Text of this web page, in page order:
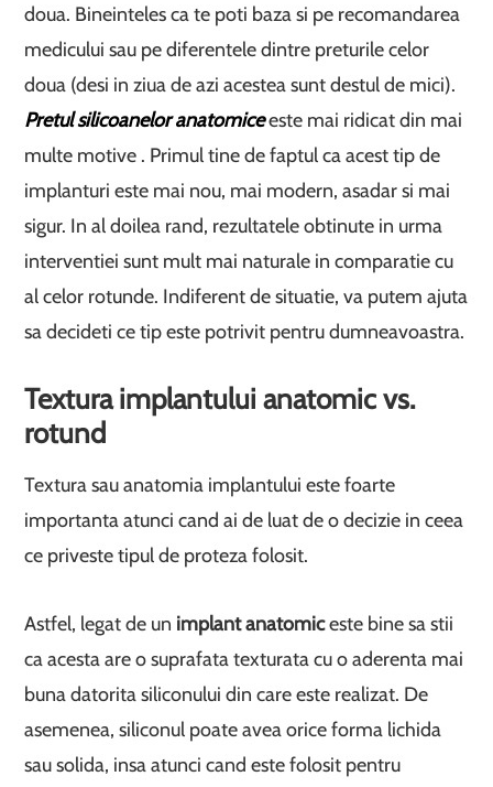
doua. Bineinteles ca te poti baza si pe recomandarea
medicului sau pe diferentele dintre preturile celor
doua (desi in ziua de azi acestea sunt destul de mici).
Pretul silicoanelor anatomiceeste mai ridicat din mai
multe motive . Primul tine de faptul ca acest tip de
implanturi este mai nou, mai modern, asadar si mai
sigur. In al doilea rand, rezultatele obtinute in urma
interventiei sunt mult mai naturale in comparatie cu
al celor rotunde. Indiferent de situatie, va putem ajuta
sa decideti ce tip este potrivit pentru dumneavoastra.
Textura implantului anatomic vs.
rotund
Textura sau anatomia implantului este foarte
importanta atunci cand ai de luat de o decizie in ceea
ce priveste tipul de proteza folosit.
Astfel, legat de un implant anatomiceste bine sa stii
ca acesta are o suprafata texturata cu o aderenta mai
buna datorita siliconului din care este realizat. De
asemenea, siliconul poate avea orice forma lichida
sau solida, insa atunci cand este folosit pentru